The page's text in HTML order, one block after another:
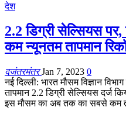
देश
2.2 डिग्री सेल्सियस
कम न्यूनतम तापमान
दजंतरमंतरJan 7, 2023 0
नई दिल्ली: भारत मौसम विज्ञान
तापमान 2.2 डिग्री सेल्सियस दर्ज
इस मौसम का अब तक का सबसे कम